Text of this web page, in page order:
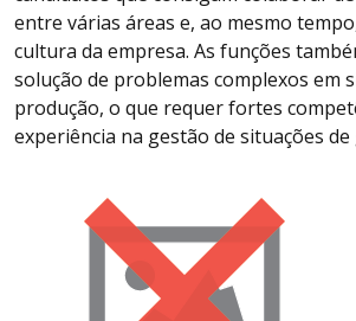
entre várias áreas e, ao mesmo
cultura da empresa. As funções
solução de problemas complexos em
produção, o que requer fortes
experiência na gestão de situações